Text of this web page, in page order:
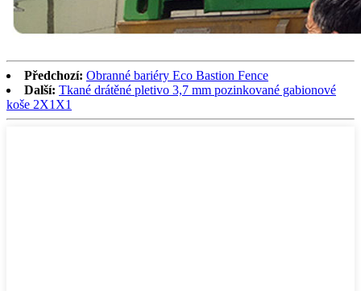
Předchozí: Obranné bariéry Eco Bastion Fence
Další: Tkané drátěné pletivo 3,7 mm pozinkované gabionové
koše 2X1X1